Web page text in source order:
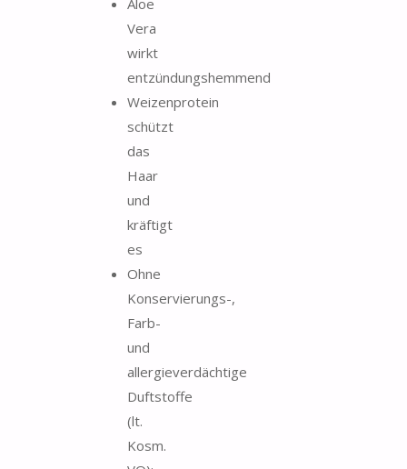
Vera
wirkt
entzündungshemmend
Weizenprotein
schützt
das
Haar
und
kräftigt
es
Ohne
Konservierungs-,
Farb-
und
allergieverdächtige
Duftstoffe
(lt.
Kosm.